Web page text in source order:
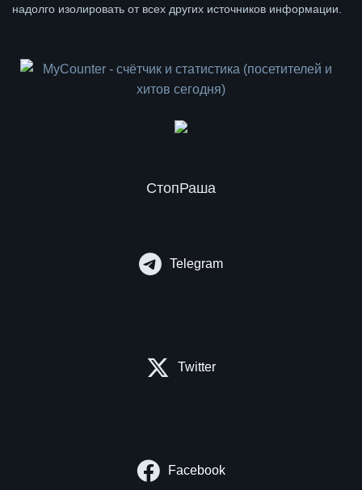
надолго изолировать от всех других источников информации.
СтопРаша
Telegram
Twitter
Facebook